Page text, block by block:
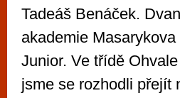
Tadeáš Benáček.
akademie
Junior. Ve třídě
jsme se rozhodli přejít